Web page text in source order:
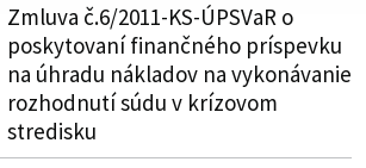
Zmluva č.6/2011-KS-ÚPSVaR o
poskytovaní finančného príspevku
na úhradu nákladov na vykonávanie
rozhodnutí súdu v krízovom
stredisku